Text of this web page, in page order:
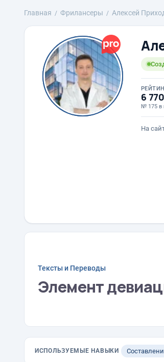
Главная Фрилансеры Алексей
6 770
№ 175 в
На
Тексты и Переводы
Элемент
ИСПОЛЬЗУЕМЫЕ НАВЫКИ